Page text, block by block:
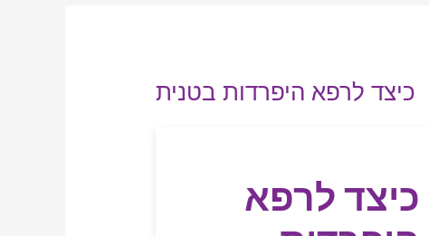
כיצד לרפא היפרדות בטנית
כיצד לרפא